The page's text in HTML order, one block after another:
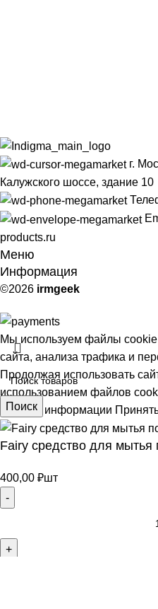
г.
Калужского шоссе, здание 10
products.ru
Меню
Информация
©2026 irmgeek
Поиск
Мы используем файлы
сайта, анализа трафика и
Продолжая использовать
использованием файлов
Больше информации
Fairy средство для мытья
400,00 ₽шт